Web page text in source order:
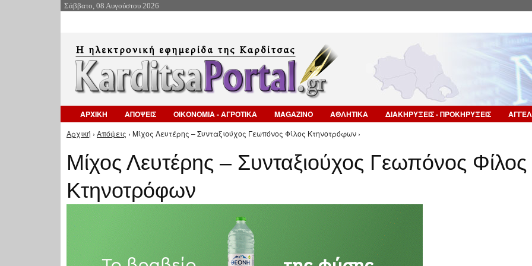
Σάββατο, 08 Αυγούστου 2026
ΑΡΧΙΚΗ ΑΠΟΨΕΙΣ ΟΙΚΟΝΟΜΙΑ - ΑΓΡΟΤΙΚΑ MAGAZINO ΑΘΛΗΤΙΚΑ ΔΙΑΚΗΡΥΞΕΙΣ - ΠΡΟΚΗΡΥΞΕΙΣ
Είστε εδώ
Αρχική › Απόψεις › Μίχος Λευτέρης – Συνταξιούχος Γεωπόνος Φίλος Κτηνοτρόφων ›
Μίχος Λευτέρης – Συνταξιούχος Γεωπόνος Φίλος
Κτηνοτρόφων